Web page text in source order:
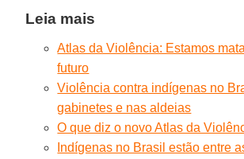
Leia mais
Atlas da Violência: Estamos
futuro
Violência contra indígenas no
gabinetes e nas aldeias
O que diz o novo Atlas da
Indígenas no Brasil estão entre